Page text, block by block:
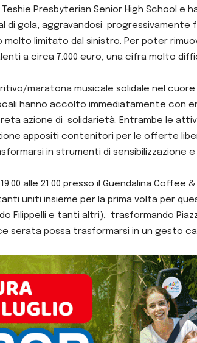
Presbyterian Senior High School e
di gola, aggravandosi
molto limitato dal sinistro. Per poter
a circa 7.000 euro, una cifra molto
maratona musicale solidale nel
hanno accolto immediatamente con
azione di solidarietà. Entrambe le
appositi contenitori per le offerte
in strumenti di
alle 21.00 presso il Guendalina Coffee
uniti insieme per la prima volta per
Filippelli e tanti altri), trasformando
serata possa trasformarsi in un gesto